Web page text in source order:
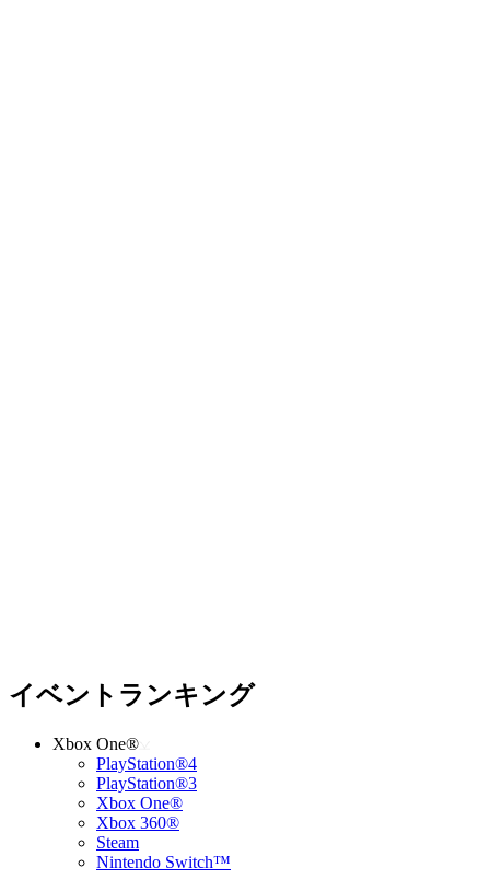
イベントランキング
Xbox One®
PlayStation®4
PlayStation®3
Xbox One®
Xbox 360®
Steam
Nintendo Switch™